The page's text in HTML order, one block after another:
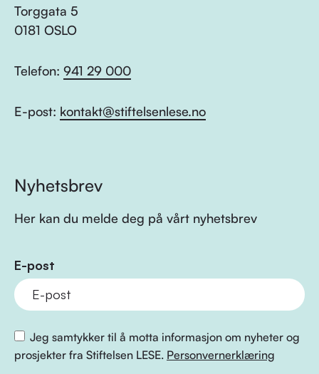
Torggata 5
0181 OSLO
Telefon: 941 29 000
E-post: kontakt@stiftelsenlese.no
Nyhetsbrev
Her kan du melde deg på vårt nyhetsbrev
E-post
Jeg samtykker til å motta informasjon om nyheter og
prosjekter fra Stiftelsen LESE. Personvernerklæring